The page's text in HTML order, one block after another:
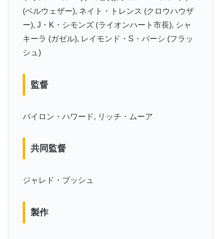
(ベルウェザー), ネイト・トレンス (クロウハウザ
ー), J・K・シモンズ (ライオンハート市長), シャ
キーラ (ガゼル), レイモンド・S・パーシ (フラッ
シュ)
監督
バイロン・ハワード, リッチ・ムーア
共同監督
ジャレド・ブッシュ
製作